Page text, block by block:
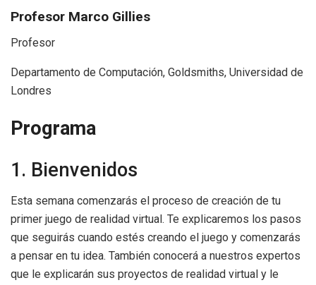
Profesor Marco Gillies
Profesor
Departamento de Computación, Goldsmiths, Universidad de
Londres
Programa
1. Bienvenidos
Esta semana comenzarás el proceso de creación de tu
primer juego de realidad virtual. Te explicaremos los pasos
que seguirás cuando estés creando el juego y comenzarás
a pensar en tu idea. También conocerá a nuestros expertos
que le explicarán sus proyectos de realidad virtual y le